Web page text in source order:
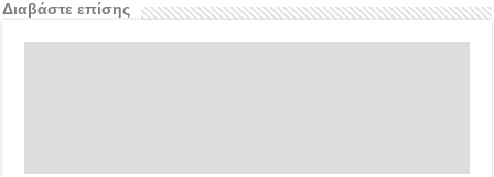
Διαβάστε επίσης